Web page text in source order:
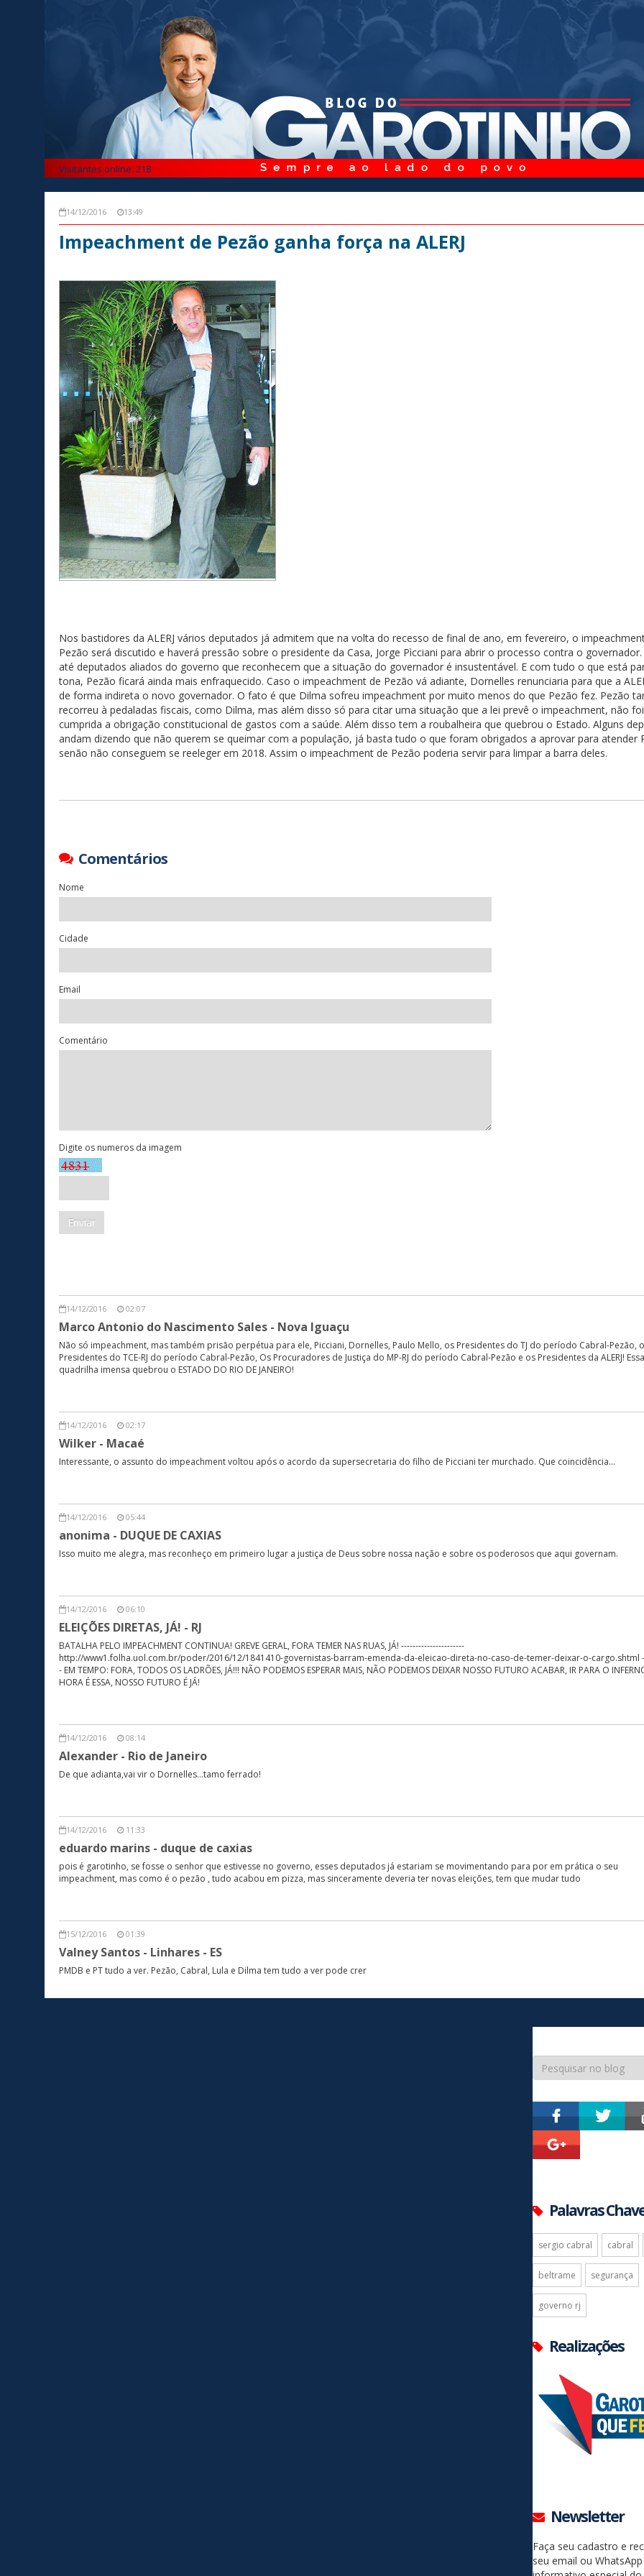
Visitantes online: 218
14/12/2016 13:49
Impeachment de Pezão ganha força na ALERJ
Nos bastidores da ALERJ vários deputados já admitem que na volta do recesso de final de ano, em fevereiro, o
Pezão será discutido e haverá pressão sobre o presidente da Casa, Jorge Pìcciani para abrir o processo contra o governador.
até deputados aliados do governo que reconhecem que a situação do governador é insustentável. E com tudo o que está
tona, Pezão ficará ainda mais enfraquecido. Caso o impeachment de Pezão vá adiante, Dornelles renunciaria para que a
de forma indireta o novo governador. O fato é que Dilma sofreu impeachment por muito menos do que Pezão fez. Pezão
recorreu à pedaladas fiscais, como Dilma, mas além disso só para citar uma situação que a lei prevê o impeachment, não foi
cumprida a obrigação constitucional de gastos com a saúde. Além disso tem a roubalheira que quebrou o Estado. Alguns
andam dizendo que não querem se queimar com a população, já basta tudo o que foram obrigados a aprovar para atender
senão não conseguem se reeleger em 2018. Assim o impeachment de Pezão poderia servir para limpar a barra deles.
Comentários
Nome
Cidade
Email
Comentário
Digite os numeros da imagem
14/12/2016 02:07
Marco Antonio do Nascimento Sales - Nova Iguaçu
Não só impeachment, mas também prisão perpétua para ele, Picciani, Dornelles, Paulo Mello, os Presidentes do TJ do período Cabral-Pezão,
Presidentes do TCE-RJ do período Cabral-Pezão, Os Procuradores de Justiça do MP-RJ do período Cabral-Pezão e os Presidentes da ALERJ! Essa
quadrilha imensa quebrou o ESTADO DO RIO DE JANEIRO!
14/12/2016 02:17
Wilker - Macaé
Interessante, o assunto do impeachment voltou após o acordo da supersecretaria do filho de Picciani ter murchado. Que coincidência...
14/12/2016 05:44
anonima - DUQUE DE CAXIAS
Isso muito me alegra, mas reconheço em primeiro lugar a justiça de Deus sobre nossa nação e sobre os poderosos que aqui governam.
14/12/2016 06:10
ELEIÇÕES DIRETAS, JÁ! - RJ
BATALHA PELO IMPEACHMENT CONTINUA! GREVE GERAL, FORA TEMER NAS RUAS, JÁ! ----------------------
http://www1.folha.uol.com.br/poder/2016/12/1841410-governistas-barram-emenda-da-eleicao-direta-no-caso-de-temer-deixar-o-cargo.shtml
- EM TEMPO: FORA, TODOS OS LADRÕES, JÁ!!! NÃO PODEMOS ESPERAR MAIS, NÃO PODEMOS DEIXAR NOSSO FUTURO ACABAR, IR PARA O
HORA É ESSA, NOSSO FUTURO É JÁ!
14/12/2016 08:14
Alexander - Rio de Janeiro
De que adianta,vai vir o Dornelles...tamo ferrado!
14/12/2016 11:33
eduardo marins - duque de caxias
pois é garotinho, se fosse o senhor que estivesse no governo, esses deputados já estariam se movimentando para por em prática o seu
impeachment, mas como é o pezão , tudo acabou em pizza, mas sinceramente deveria ter novas eleições, tem que mudar tudo
15/12/2016 01:39
Valney Santos - Linhares - ES
PMDB e PT tudo a ver. Pezão, Cabral, Lula e Dilma tem tudo a ver pode crer
Palavras
sergio cabral cabral
beltrame segurança
governo rj
Realizações
Newsletter
Faça seu cadastro e
seu email ou WhatsApp